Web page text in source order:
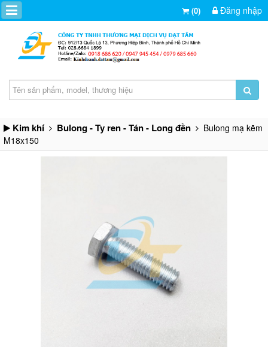
(0) Đăng nhập
Kim khí Bulong - Ty ren - Tán - Long đền
Bulong mạ kẽm
M18x150